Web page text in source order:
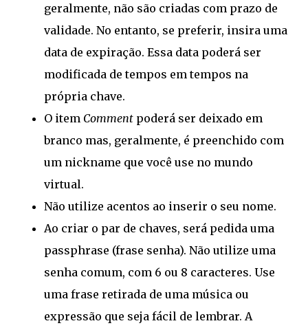
geralmente, não são criadas com prazo de
validade. No entanto, se preferir, insira uma
data de expiração. Essa data poderá ser
modificada de tempos em tempos na
própria chave.
O item Comment poderá ser deixado em
branco mas, geralmente, é preenchido com
um nickname que você use no mundo
virtual.
Não utilize acentos ao inserir o seu nome.
Ao criar o par de chaves, será pedida uma
passphrase (frase senha). Não utilize uma
senha comum, com 6 ou 8 caracteres. Use
uma frase retirada de uma música ou
expressão que seja fácil de lembrar. A